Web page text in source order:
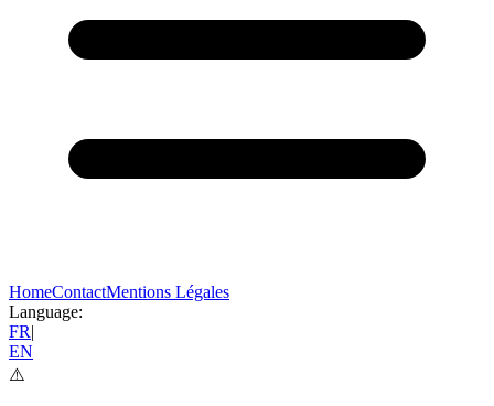
HomeContactMentions Légales
Language:
FR|
EN
⚠️